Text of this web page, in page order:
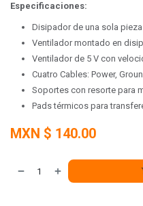
Especificaciones:
Disipador de una sola
Ventilador montado en
Ventilador de 5 V con
Cuatro Cables: Power,
Soportes con resorte para
Pads térmicos para
MXN $ 140.00